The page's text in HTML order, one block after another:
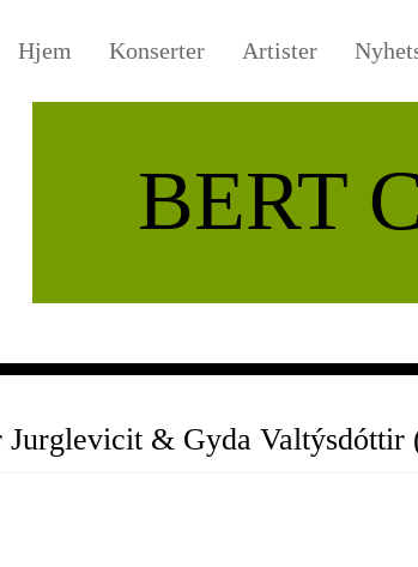
Hjem Konserter Artister
BERT
& Gyda Valtýsdóttir